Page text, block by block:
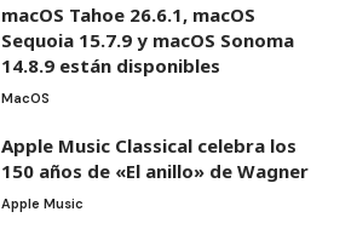
macOS Tahoe 26.6.1, macOS
Sequoia 15.7.9 y macOS Sonoma
14.8.9 están disponibles
MacOS
Apple Music Classical celebra los
150 años de «El anillo» de Wagner
Apple Music